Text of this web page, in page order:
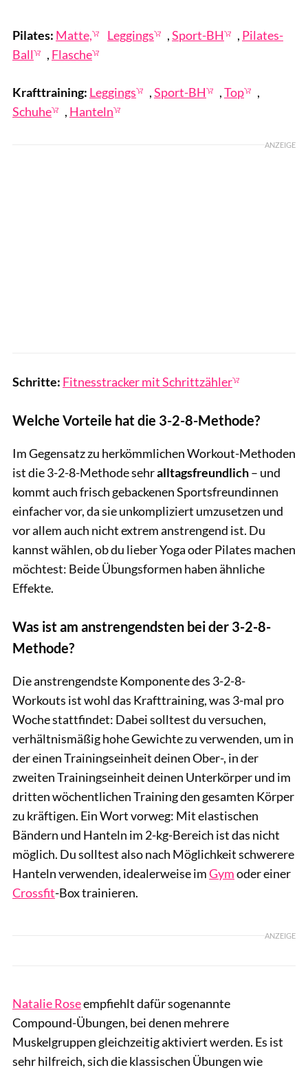
Pilates: Matte, Leggings ,Sport-BH , Pilates-
Ball
, Flasche
Krafttraining: Leggings ,Sport-BH ,Top
,
Schuhe
, Hanteln
ANZEIGE
Schritte: Fitnesstracker mit Schrittzähler
Welche Vorteile hat die 3-2-8-Methode?
Im Gegensatz zu herkömmlichen Workout-Methoden
ist die 3-2-8-Methode sehralltagsfreundlich– und
kommt auch frisch gebackenen Sportsfreundinnen
einfacher vor, da sie unkompliziert umzusetzen und
vor allem auch nicht extrem anstrengend ist. Du
kannst wählen, ob du lieber Yoga oder Pilates machen
möchtest: Beide Übungsformen haben ähnliche
Effekte.
Was ist am anstrengendsten bei der 3-2-8-
Methode?
Die anstrengendste Komponente des 3-2-8-
Workouts ist wohl das Krafttraining, was 3-mal pro
Woche stattfindet: Dabei solltest du versuchen,
verhältnismäßig hohe Gewichte zu verwenden, um in
der einen Trainingseinheit deinen Ober-, in der
zweiten Trainingseinheit deinen Unterkörper und im
dritten wöchentlichen Training den gesamten Körper
zu kräftigen. Ein Wort vorweg: Mit elastischen
Bändern und Hanteln im 2-kg-Bereich ist das nicht
möglich. Du solltest also nach Möglichkeit schwerere
Hanteln verwenden, idealerweise imGymoder einer
Crossfit-Box trainieren.
ANZEIGE
Natalie Roseempfiehlt dafür sogenannte
Compound-Übungen, bei denen mehrere
Muskelgruppen gleichzeitig aktiviert werden. Es ist
sehr hilfreich, sich die klassischen Übungen wie